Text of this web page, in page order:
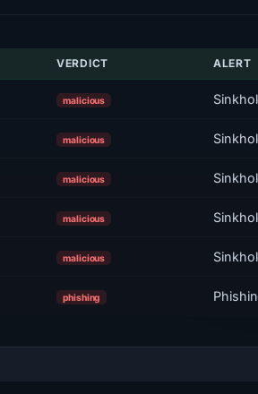
VERDICT ALERT
malicious
malicious
malicious
malicious
malicious
phishing